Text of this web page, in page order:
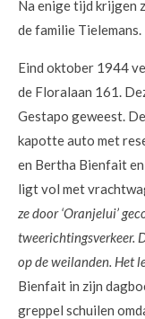
Na enige tijd krijgen
de familie Tielemans.
Eind oktober 1944
de Floralaan 161.
Gestapo geweest.
kapotte auto met
en Bertha Bienfait
ligt vol met
ze door ‘Oranjelui’
tweerichtingsverkeer.
op de weilanden. Het
Bienfait in zijn
greppel schuilen